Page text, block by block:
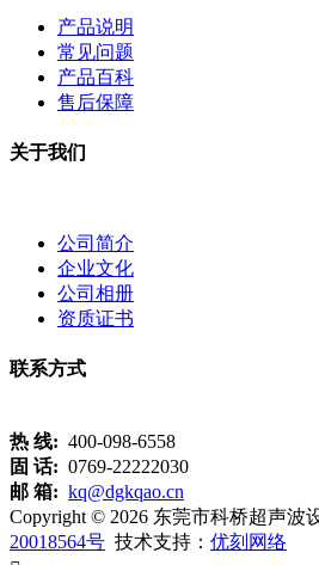
产品说明
常见问题
产品百科
售后保障
关于我们
公司简介
企业文化
公司相册
资质证书
联系方式
热 线: 400-098-6558
固 话: 0769-22222030
邮 箱: kq@dgkqao.cn
Copyright © 2026 东莞市科桥超声
20018564号 技术支持： 优刻网络